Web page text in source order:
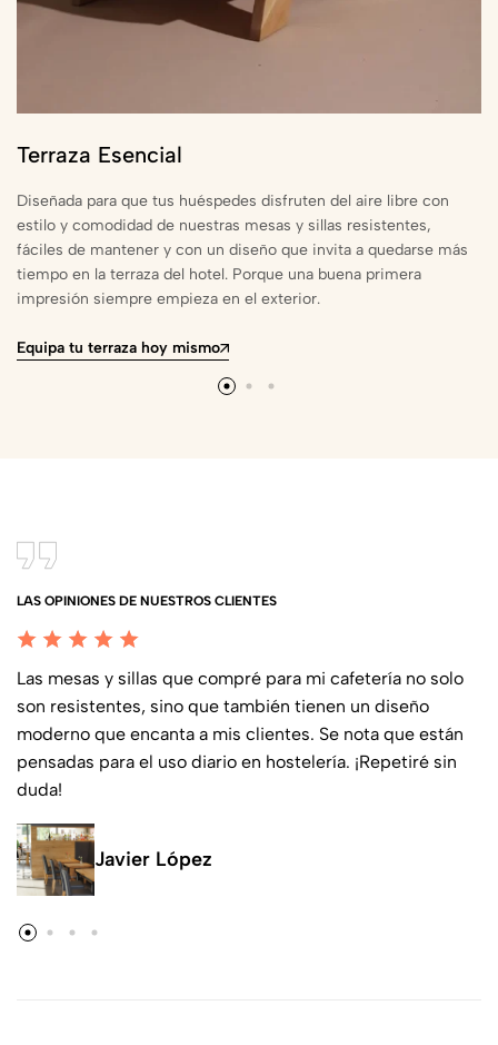
Terraza Esencial
Diseñada para que tus huéspedes disfruten del aire libre con
estilo y comodidad de nuestras mesas y sillas resistentes,
fáciles de mantener y con un diseño que invita a quedarse más
tiempo en la terraza del hotel. Porque una buena primera
impresión siempre empieza en el exterior.
Equipa tu terraza hoy mismo
LAS OPINIONES DE NUESTROS CLIENTES
Las mesas y sillas que compré para mi cafetería no solo
son resistentes, sino que también tienen un diseño
moderno que encanta a mis clientes. Se nota que están
pensadas para el uso diario en hostelería. ¡Repetiré sin
duda!
Javier López